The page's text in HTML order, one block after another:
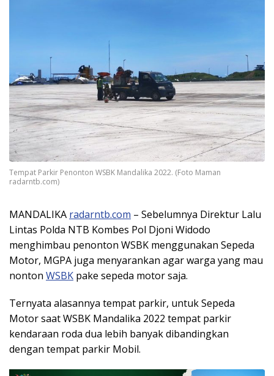
Tempat Parkir Penonton WSBK Mandalika 2022. (Foto Maman
radarntb.com)
MANDALIKA radarntb.com – Sebelumnya Direktur Lalu
Lintas Polda NTB Kombes Pol Djoni Widodo
menghimbau penonton WSBK menggunakan Sepeda
Motor, MGPA juga menyarankan agar warga yang mau
nonton WSBK pake sepeda motor saja.
Ternyata alasannya tempat parkir, untuk Sepeda
Motor saat WSBK Mandalika 2022 tempat parkir
kendaraan roda dua lebih banyak dibandingkan
dengan tempat parkir Mobil.